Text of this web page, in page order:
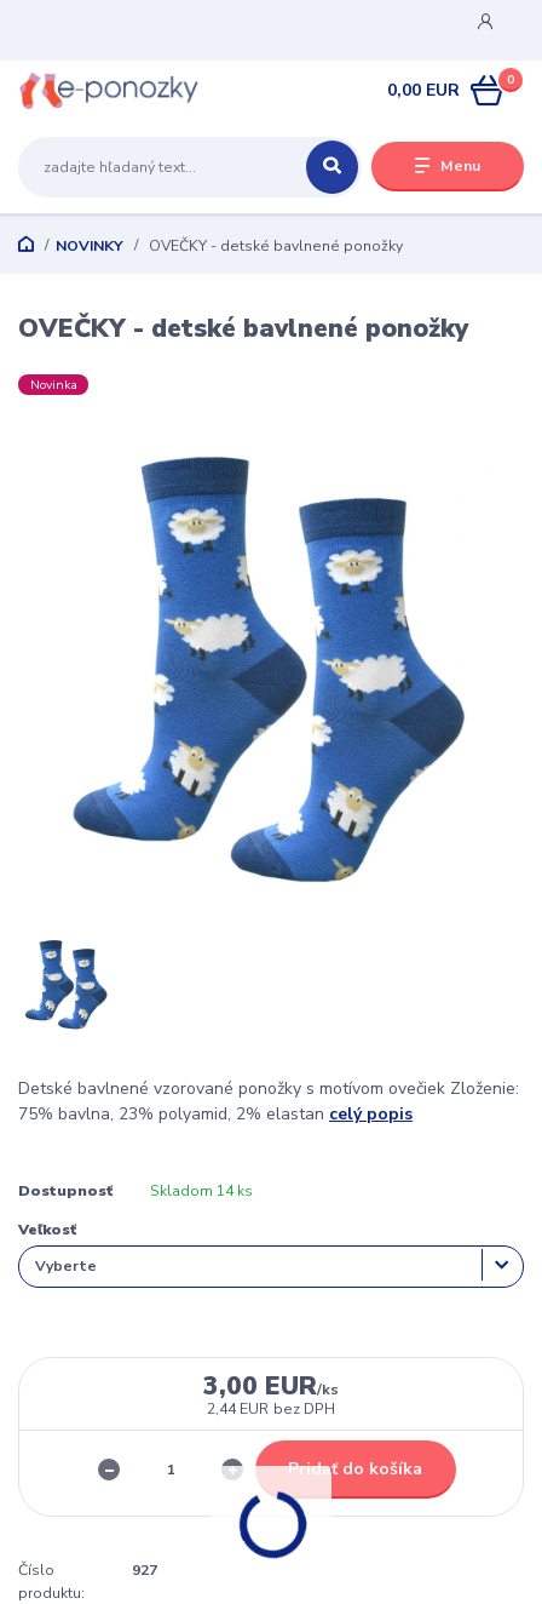
Menu
0
0,00 EUR
NOVINKY OVEČKY - detské bavlnené ponožky
OVEČKY - detské bavlnené ponožky
Novinka
Detské bavlnené vzorované ponožky s motívom ovečiek Zloženie:
75% bavlna, 23% polyamid, 2% elastan celý popis
Dostupnosť Skladom 14 ks
Veľkosť
3,00 EUR/ks
2,44 EUR bez DPH
Pridať do košíka
Číslo
produktu:
927